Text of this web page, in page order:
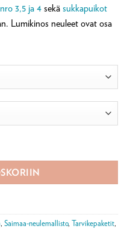
3,5 ja 4 sekä sukkapuikot
Lumikinos neuleet ovat osa
, Saimaa-neulemallisto, Tarvikepaketit,